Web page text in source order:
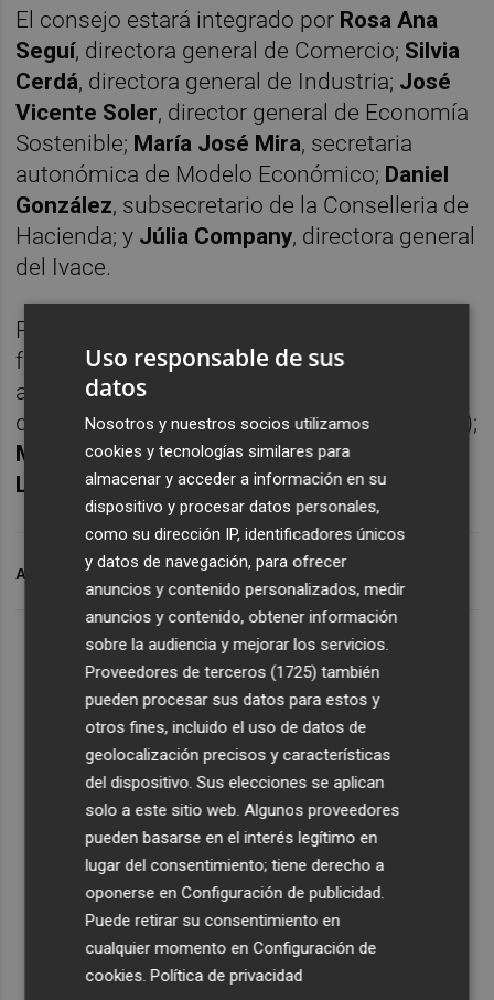
El consejo estará integrado por Rosa Ana
Seguí, directora general de Comercio; Silvia
Cerdá, directora general de Industria; José
Vicente Soler, director general de Economía
Sostenible; María José Mira, secretaria
autonómica de Modelo Económico; Daniel
González, subsecretario de la Conselleria de
Hacienda; y Júlia Company, directora general
del Ivace.
Por parte de las organizaciones sindicales
formarán parte del consejo de
administración
de la UGT-PV; María Pilar de Vera(CCOO-PV);
Manuel García Algarra(Intersindical) y
López(CSIF).
ARCHIVADO EN
Uso responsable de sus
datos
Nosotros y nuestros socios utilizamos
cookies y tecnologías similares para
almacenar y acceder a información en su
dispositivo y procesar datos personales,
como su dirección IP, identificadores únicos
y datos de navegación, para ofrecer
anuncios y contenido personalizados, medir
anuncios y contenido, obtener información
sobre la audiencia y mejorar los servicios.
Proveedores de terceros (1725) también
pueden procesar sus datos para estos y
otros fines, incluido el uso de datos de
geolocalización precisos y características
del dispositivo. Sus elecciones se aplican
solo a este sitio web. Algunos proveedores
pueden basarse en el interés legítimo en
lugar del consentimiento; tiene derecho a
oponerse enConfiguración de publicidad.
Puede retirar su consentimiento en
cualquier momento enConfiguración de
cookies.Política de privacidad